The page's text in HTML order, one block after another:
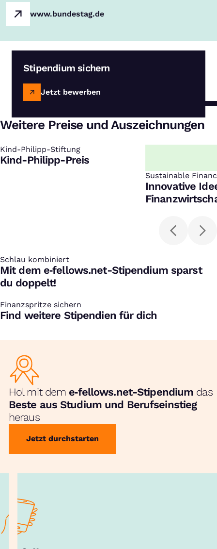
www.bundestag.de
Stipendium sichern
Jetzt bewerben
Weitere Preise und Auszeichnungen
Kind-Philipp-Stiftung
:
Kind-Philipp-Preis
Sustainable
:
Innovative
Schlau kombiniert
:
Mit dem e‑fellows.net-Stipendium sparst
du doppelt!
Finanzspritze sichern
:
Find weitere Stipendien für dich
Hol mit dem e‑fellows.net-Stipendium das
Beste aus Studium und Berufseinstieg
heraus
Jetzt durchstarten